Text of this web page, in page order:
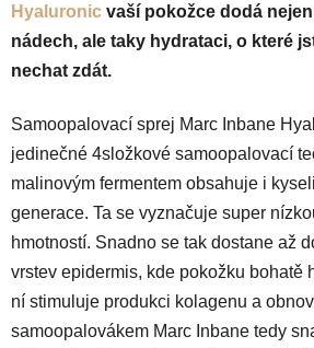
Hyaluronic vaší pokožce dodá
nádech, ale taky hydrataci, o které
nechat zdát.
Samoopalovací sprej Marc Inbane
jedinečné 4složkové samoopalovací
malinovým fermentem obsahuje i
generace. Ta se vyznačuje super
hmotností. Snadno se tak dostane až
vrstev epidermis, kde pokožku bohatě
ní stimuluje produkci kolagenu a
samoopalovákem Marc Inbane tedy